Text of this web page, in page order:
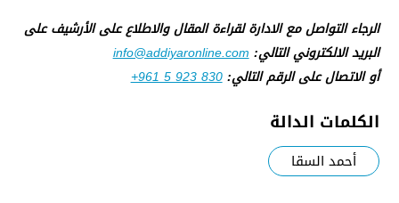
الرجاء التواصل مع الادارة لقراءة المقال والاطلاع على الأرشيف على
البريد الالكتروني التالي:info@addiyaronline.com
أو الاتصال على الرقم التالي:+961 5 923 830
الكلمات الدالة
أحمد السقا